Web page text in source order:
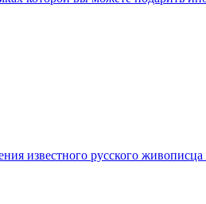
известного русского